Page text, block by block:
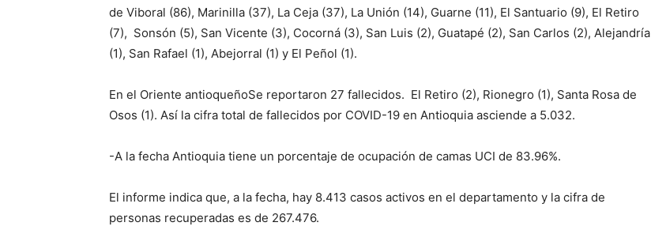
de Viboral (86), Marinilla (37), La Ceja (37), La Unión (14), Guarne (11), El Santuario (9), El Retiro
(7), Sonsón (5), San Vicente (3), Cocorná (3), San Luis (2), Guatapé (2), San Carlos (2), Alejandría
(1), San Rafael (1), Abejorral (1) y El Peñol (1).
En el Oriente antioqueñoSe reportaron 27 fallecidos. El Retiro (2), Rionegro (1), Santa Rosa de
Osos (1). Así la cifra total de fallecidos por COVID-19 en Antioquia asciende a 5.032.
-A la fecha Antioquia tiene un porcentaje de ocupación de camas UCI de 83.96%.
El informe indica que, a la fecha, hay 8.413 casos activos en el departamento y la cifra de
personas recuperadas es de 267.476.